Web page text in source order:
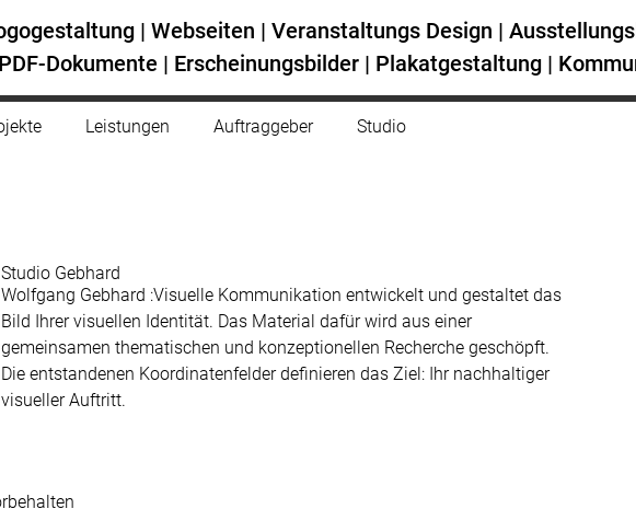
| Webseiten | Veranstaltungs Design |
Dokumente | Erscheinungsbilder| Plakatgestaltung|
Leistungen Auftraggeber Studio
Studio Gebhard
Wolfgang Gebhard :Visuelle Kommunikation entwickelt und gestaltet das
Bild Ihrer visuellen Identität. Das Material dafür wird aus einer
gemeinsamen thematischen und konzeptionellen Recherche geschöpft.
Die entstandenen Koordinatenfelder definieren das Ziel: Ihr nachhaltiger
visueller Auftritt.